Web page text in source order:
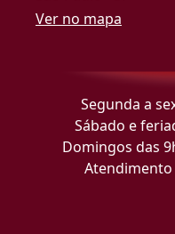
Ver no mapa
Segunda a
Sábado e
Domingos das